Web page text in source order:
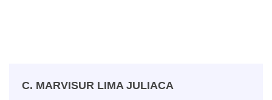
C. MARVISUR LIMA JULIACA